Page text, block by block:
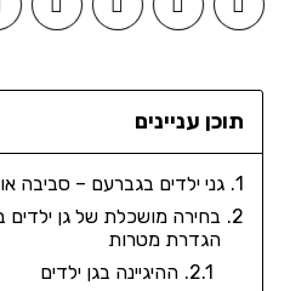
תוכן עניינים
גני ילדים בגברעם – סביבה
בחירה מושכלת של גן ילדים
הגדרת מטרות
ההיגיינה בגן ילדים